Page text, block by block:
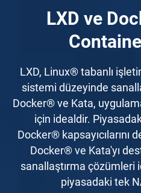
LXD ve
LXD, Linux® tabanlı
sistemi düzeyinde
Docker® ve Kata,
için idealdir.
Docker® kapsayıcılarını
Docker® ve Kata'yı
sanallaştırma çözümleri
piyasadaki tek